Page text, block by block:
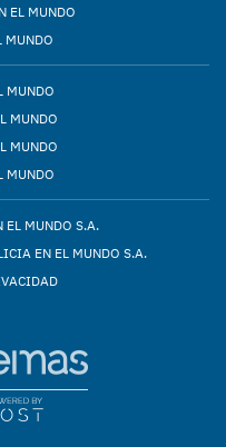
EL MUNDO
MUNDO
MUNDO
MUNDO
MUNDO
MUNDO
EL MUNDO S.A.
EN EL MUNDO S.A.